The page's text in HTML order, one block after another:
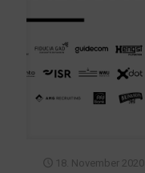
18. November 2020